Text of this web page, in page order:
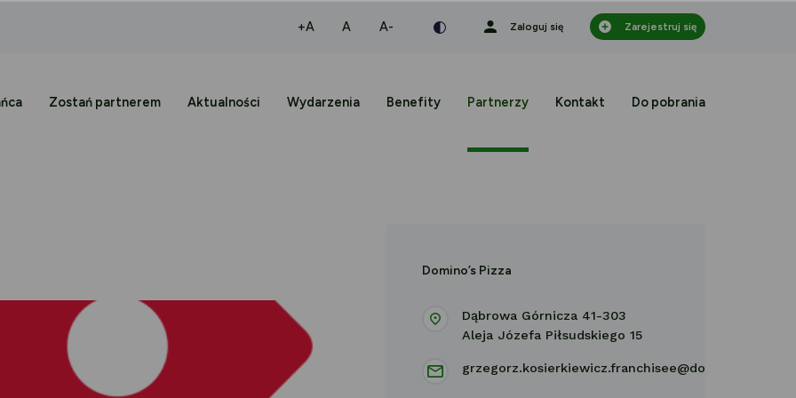
+Awiększa czcionka
Anormalna czcionka
A-mniejsza czcionka Zaloguj się Zarejestruj się
Zostań partnerem Aktualności Wydarzenia Benefity Partnerzy Kontakt Do pobrania
Domino’s Pizza
Dąbrowa Górnicza 41-303
Aleja Józefa Piłsudskiego 15
grzegorz.kosierkiewicz.franchisee@dominospizza.pl